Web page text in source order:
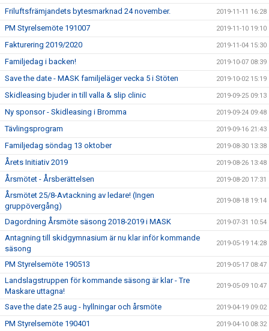
Friluftsfrämjandets bytesmarknad 24 november. 2019-11-11 16:28
PM Styrelsemöte 191007 2019-11-10 19:10
Fakturering 2019/2020 2019-11-04 15:30
Familjedag i backen! 2019-10-07 08:39
Save the date - MASK familjeläger vecka 5 i Stöten 2019-10-02 15:19
Skidleasing bjuder in till valla & slip clinic 2019-09-25 09:13
Ny sponsor - Skidleasing i Bromma 2019-09-24 09:48
Tävlingsprogram 2019-09-16 21:43
Familjedag söndag 13 oktober 2019-08-30 13:38
Årets Initiativ 2019 2019-08-26 13:48
Årsmötet - Årsberättelsen 2019-08-20 17:31
Årsmötet 25/8-Avtackning av ledare! (Ingen
gruppövergång)
2019-08-18 19:14
Dagordning Årsmöte säsong 2018-2019 i MASK 2019-07-31 10:54
Antagning till skidgymnasium är nu klar inför kommande
säsong
2019-05-19 14:28
PM Styrelsemöte 190513 2019-05-17 08:47
Landslagstruppen för kommande säsong är klar - Tre
Maskare uttagna!
2019-05-09 10:47
Save the date 25 aug - hyllningar och årsmöte 2019-04-19 09:02
PM Styrelsemöte 190401 2019-04-10 08:32